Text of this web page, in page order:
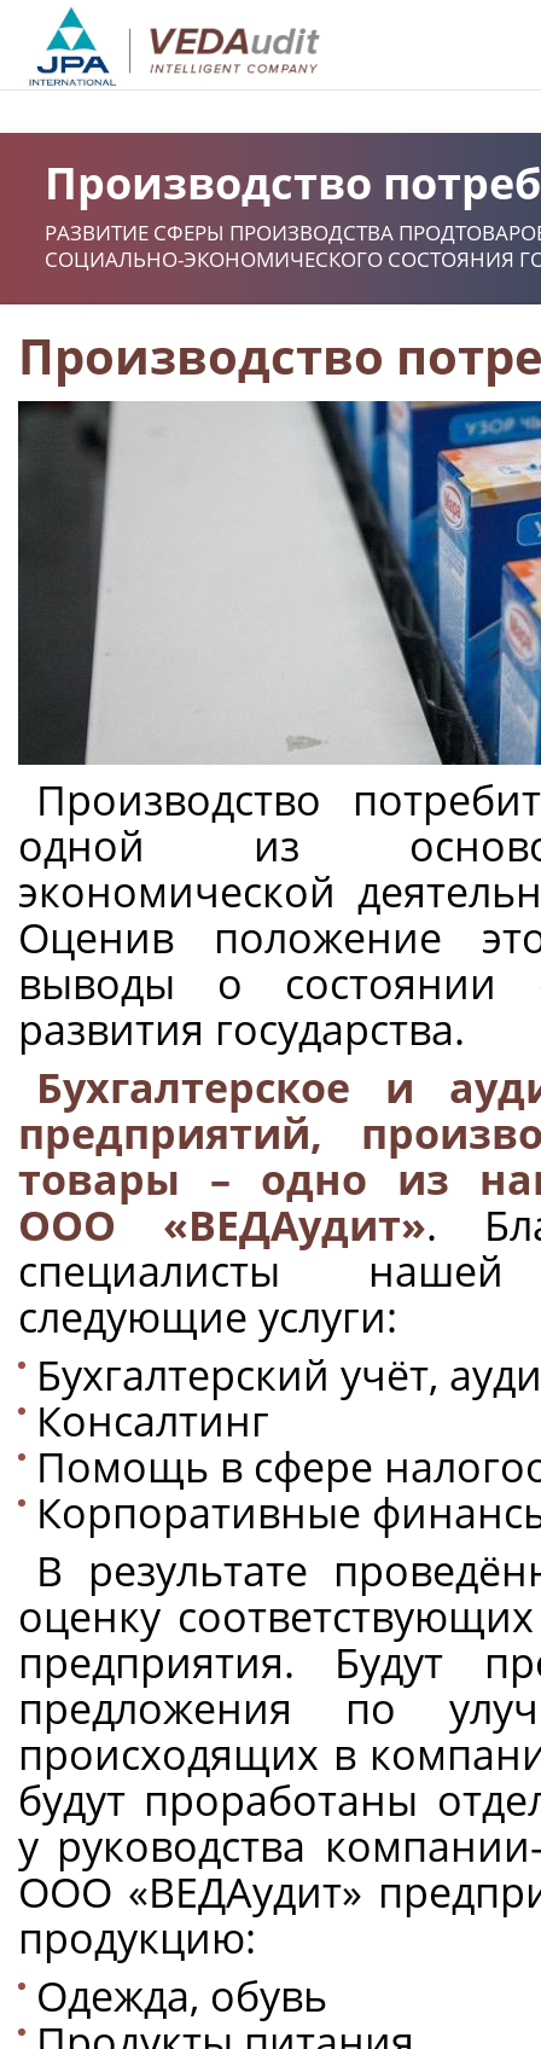
Производство
РАЗВИТИЕ СФЕРЫ ПРОИЗВОДСТВА
СОЦИАЛЬНО-ЭКОНОМИЧЕСКОГО СОСТОЯНИЯ
Производство
Производство
одной из
экономической
Оценив положение
выводы о состоянии
развития государства.
Бухгалтерское и
предприятий,
товары – одно из
ООО «ВЕДАудит».
специалисты
следующие услуги:
Бухгалтерский учёт,
Консалтинг
Помощь в сфере
Корпоративные
В результате
оценку
предприятия. Будут
предложения по
происходящих в
будут проработаны
у руководства
ООО «ВЕДАудит»
продукцию:
Одежда, обувь